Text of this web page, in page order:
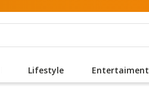
Lifestyle Entertaiment